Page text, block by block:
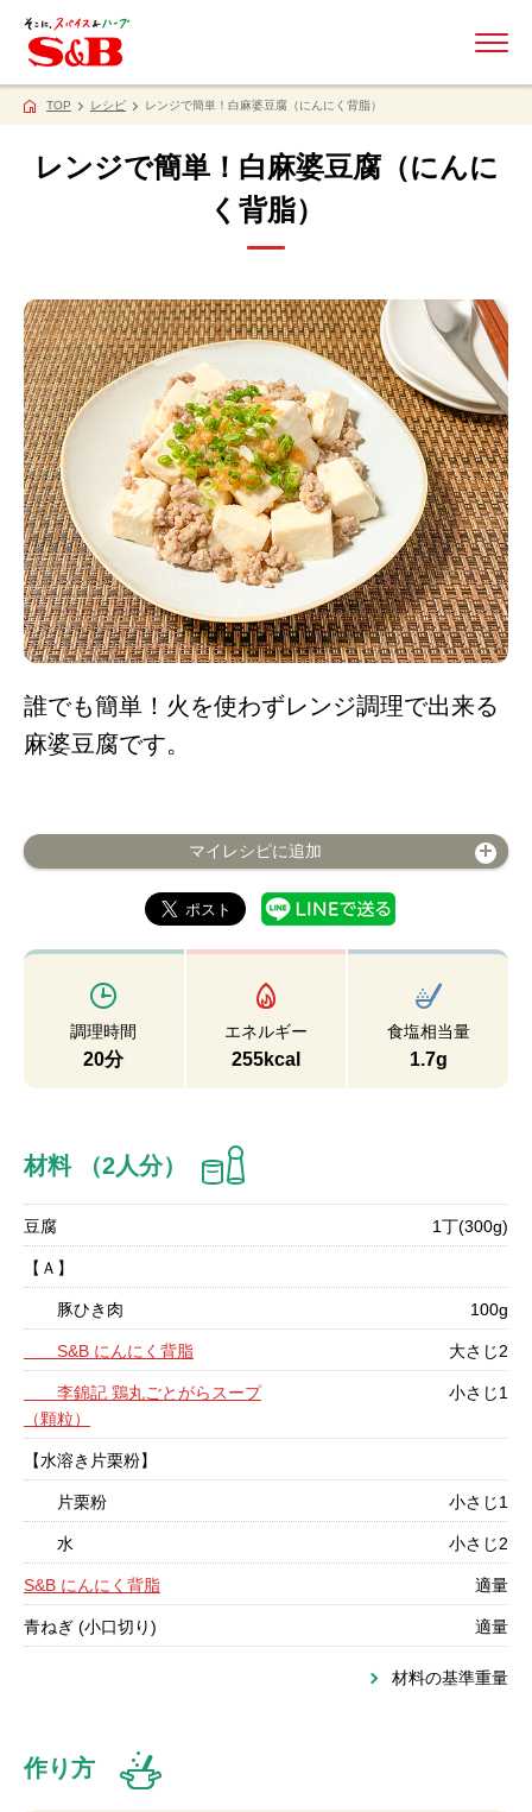
TOP レシピ レンジで簡単！白麻婆豆腐（にんにく背脂）
レンジで簡単！白麻婆豆腐（にんに
く背脂）
誰でも簡単！火を使わずレンジ調理で出来る
麻婆豆腐です。
マイレシピに追加
調理時間
20分
エネルギー
255kcal
食塩相当量
1.7g
材料 （2人分）
豆腐 1丁(300g)
【Ａ】
豚ひき肉 100g
S&B にんにく背脂 大さじ2
李錦記 鶏丸ごとがらスープ
（顆粒）
小さじ1
【水溶き片栗粉】
片栗粉 小さじ1
水 小さじ2
S&B にんにく背脂 適量
青ねぎ (小口切り) 適量
材料の基準重量
作り方